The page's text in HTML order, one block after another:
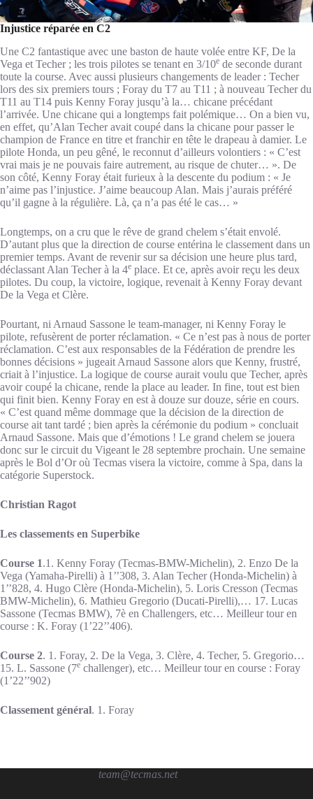
Injustice réparée en C2
Une C2 fantastique avec une baston de haute volée entre KF, De la
Vega et Techer ; les trois pilotes se tenant en 3/10e de seconde durant
toute la course. Avec aussi plusieurs changements de leader : Techer
lors des six premiers tours ; Foray du T7 au T11 ; à nouveau Techer du
T11 au T14 puis Kenny Foray jusqu’à la… chicane précédant
l’arrivée. Une chicane qui a longtemps fait polémique… On a bien vu,
en effet, qu’Alan Techer avait coupé dans la chicane pour passer le
champion de France en titre et franchir en tête le drapeau à damier. Le
pilote Honda, un peu gêné, le reconnut d’ailleurs volontiers : « C’est
vrai mais je ne pouvais faire autrement, au risque de chuter… ». De
son côté, Kenny Foray était furieux à la descente du podium : « Je
n’aime pas l’injustice. J’aime beaucoup Alan. Mais j’aurais préféré
qu’il gagne à la régulière. Là, ça n’a pas été le cas… »
Longtemps, on a cru que le rêve de grand chelem s’était envolé.
D’autant plus que la direction de course entérina le classement dans un
premier temps. Avant de revenir sur sa décision une heure plus tard,
déclassant Alan Techer à la 4e place. Et ce, après avoir reçu les deux
pilotes. Du coup, la victoire, logique, revenait à Kenny Foray devant
De la Vega et Clère.
Pourtant, ni Arnaud Sassone le team-manager, ni Kenny Foray le
pilote, refusèrent de porter réclamation. « Ce n’est pas à nous de porter
réclamation. C’est aux responsables de la Fédération de prendre les
bonnes décisions » jugeait Arnaud Sassone alors que Kenny, frustré,
criait à l’injustice. La logique de course aurait voulu que Techer, après
avoir coupé la chicane, rende la place au leader. In fine, tout est bien
qui finit bien. Kenny Foray en est à douze sur douze, série en cours.
« C’est quand même dommage que la décision de la direction de
course ait tant tardé ; bien après la cérémonie du podium » concluait
Arnaud Sassone. Mais que d’émotions ! Le grand chelem se jouera
donc sur le circuit du Vigeant le 28 septembre prochain. Une semaine
après le Bol d’Or où Tecmas visera la victoire, comme à Spa, dans la
catégorie Superstock.
Christian Ragot
Les classements en Superbike
Course 1.1. Kenny Foray (Tecmas-BMW-Michelin), 2. Enzo De la
Vega (Yamaha-Pirelli) à 1’’308, 3. Alan Techer (Honda-Michelin) à
1’’828, 4. Hugo Clère (Honda-Michelin), 5. Loris Cresson (Tecmas
BMW-Michelin), 6. Mathieu Gregorio (Ducati-Pirelli),… 17. Lucas
Sassone (Tecmas BMW), 7è en Challengers, etc… Meilleur tour en
course : K. Foray (1’22’’406).
Course 2. 1. Foray, 2. De la Vega, 3. Clère, 4. Techer, 5. Gregorio…
15. L. Sassone (7e challenger), etc… Meilleur tour en course : Foray
(1’22’’902)
Classement général. 1. Foray
team@tecmas.net